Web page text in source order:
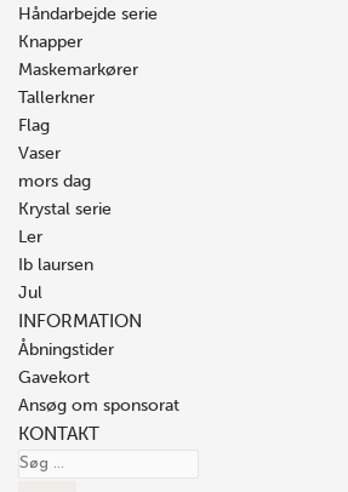
Håndarbejde serie
Knapper
Maskemarkører
Tallerkner
Flag
Vaser
mors dag
Krystal serie
Ler
Ib laursen
Jul
INFORMATION
Åbningstider
Gavekort
Ansøg om sponsorat
KONTAKT